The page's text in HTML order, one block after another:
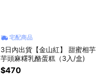
宅配商品
3日內出貨【金山紅】 甜蜜相芋
芋頭麻糬乳酪蛋糕（3入/盒)
$470